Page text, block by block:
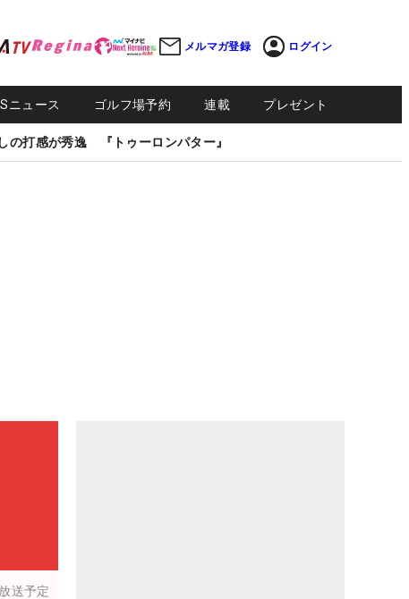
メルマガ登録 ログイン
ニュース ゴルフ場予約 連載 プレゼント
の打感が秀逸 『トゥーロンパター』
送予定